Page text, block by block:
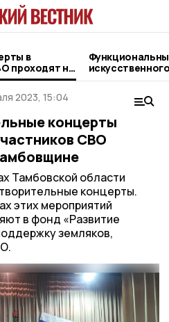
в
проходят на
жительница
2023, 15:04
концерты
СВО
Тамбовской области
концерты.
этих мероприятий
в фонд «Развитие
земляков,